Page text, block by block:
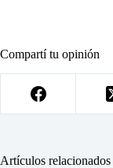
Compartí tu opinión
Artículos relacionados